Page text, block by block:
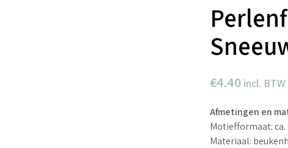
€4.40 incl. BTW
Afmetingen en
Motiefformaat: ca.
Materiaal: